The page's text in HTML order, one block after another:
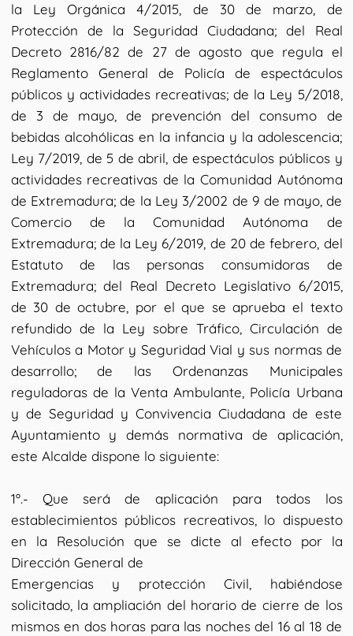
la Ley Orgánica 4/2015, de 30 de marzo, de
Protección de la Seguridad Ciudadana; del Real
Decreto 2816/82 de 27 de agosto que regula el
Reglamento General de Policía de espectáculos
públicos y actividades recreativas; de la Ley 5/2018,
de 3 de mayo, de prevención del consumo de
bebidas alcohólicas en la infancia y la adolescencia;
Ley 7/2019, de 5 de abril, de espectáculos públicos y
actividades recreativas de la Comunidad Autónoma
de Extremadura; de la Ley 3/2002 de 9 de mayo, de
Comercio de la Comunidad Autónoma de
Extremadura; de la Ley 6/2019, de 20 de febrero, del
Estatuto de las personas consumidoras de
Extremadura; del Real Decreto Legislativo 6/2015,
de 30 de octubre, por el que se aprueba el texto
refundido de la Ley sobre Tráfico, Circulación de
Vehículos a Motor y Seguridad Vial y sus normas de
desarrollo; de las Ordenanzas Municipales
reguladoras de la Venta Ambulante, Policía Urbana
y de Seguridad y Convivencia Ciudadana de este
Ayuntamiento y demás normativa de aplicación,
este Alcalde dispone lo siguiente:
1º.- Que será de aplicación para todos los
establecimientos públicos recreativos, lo dispuesto
en la Resolución que se dicte al efecto por la
Dirección General de
Emergencias y protección Civil, habiéndose
solicitado, la ampliación del horario de cierre de los
mismos en dos horas para las noches del 16 al 18 de